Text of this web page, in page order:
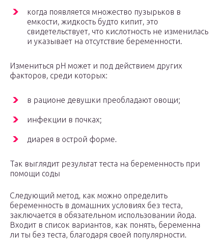
когда появляется множество пузырьков в
емкости, жидкость будто кипит, это
свидетельствует, что кислотность не изменилась
и указывает на отсутствие беременности.
Измениться pH может и под действием других
факторов, среди которых:
в рационе девушки преобладают овощи;
инфекции в почках;
диарея в острой форме.
Так выглядит результат теста на беременность при
помощи соды
Следующий метод, как можно определить
беременность в домашних условиях без теста,
заключается в обязательном использовании йода.
Входит в список вариантов, как понять, беременна
ли ты без теста, благодаря своей популярности.